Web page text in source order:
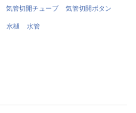
気管切開チューブ 気管切開ボタン
水樋 水管